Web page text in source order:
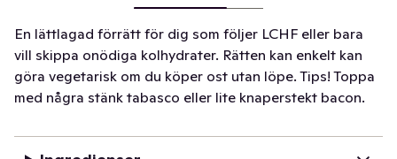
En lättlagad förrätt för dig som följer LCHF eller bara
vill skippa onödiga kolhydrater. Rätten kan enkelt kan
göra vegetarisk om du köper ost utan löpe. Tips! Toppa
med några stänk tabasco eller lite knaperstekt bacon.